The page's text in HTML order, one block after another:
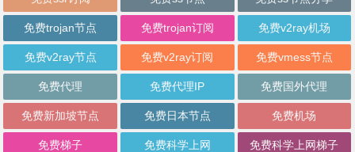
免费trojan节点 免费trojan订阅 免费v2ray机场
免费v2ray节点 免费v2ray订阅 免费vmess节点
免费代理 免费代理IP 免费国外代理
免费新加坡节点 免费日本节点 免费机场
免费梯子 免费科学上网 免费科学上网梯子